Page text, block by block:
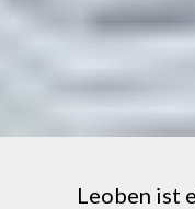
Leoben ist